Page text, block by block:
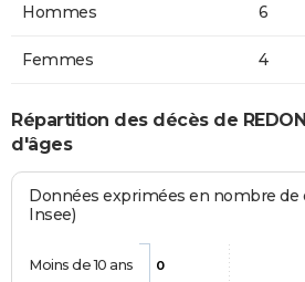
Hommes 6
Femmes 4
Répartition des décès de
d'âges
Données exprimées en nombre de
Insee)
0
Moins de 10 ans